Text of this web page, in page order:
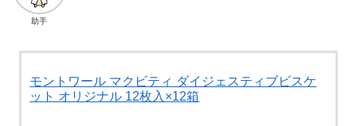
助手
モントワール マクビティ ダイジェスティブビスケ
ット オリジナル 12枚入×12箱